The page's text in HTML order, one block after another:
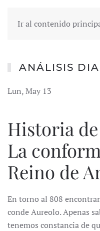
Ir al contenido
ANÁLISIS
Lun, May 13
Historia
La
Reino de
En torno al 808
conde Aureolo. Apenas
tenemos constancia de